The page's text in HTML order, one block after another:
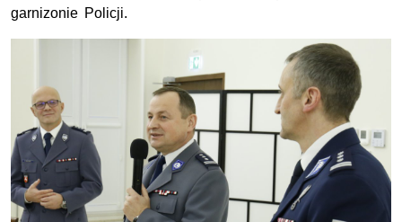
garnizonie Policji.